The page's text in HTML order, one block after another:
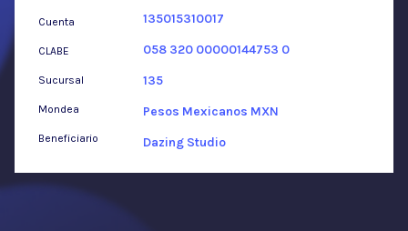
Cuenta
CLABE
Sucursal
Mondea
Beneficiario
135015310017
058 320 00000144753 0
135
Pesos Mexicanos MXN
Dazing Studio